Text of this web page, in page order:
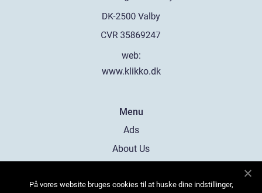
web:
www.klikko.dk
Menu
Ads
About Us
Contact
På vores website bruges cookies til at huske dine indstillinger,